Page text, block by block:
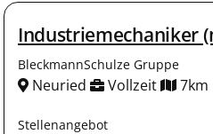
Industriemechaniker
BleckmannSchulze Gruppe
Neuried Vollzeit 7km
Stellenangebot